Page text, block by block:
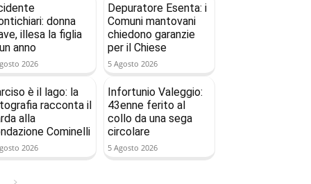
donna
illesa la figlia
anno
2026
Depuratore Esenta: i
Comuni mantovani
chiedono garanzie
per il Chiese
5 Agosto 2026
è il lago: la
racconta il
alla
Cominelli
2026
Infortunio Valeggio:
43enne ferito al
collo da una sega
circolare
5 Agosto 2026